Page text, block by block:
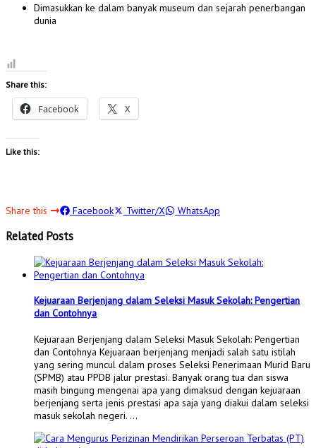
Dimasukkan ke dalam banyak museum dan sejarah penerbangan
dunia
Share this:
Facebook X
Like this:
Share this Facebook Twitter/X WhatsApp
Related Posts
Kejuaraan Berjenjang dalam Seleksi Masuk Sekolah: Pengertian
dan Contohnya
Kejuaraan Berjenjang dalam Seleksi Masuk Sekolah: Pengertian
dan Contohnya Kejuaraan berjenjang menjadi salah satu istilah
yang sering muncul dalam proses Seleksi Penerimaan Murid Baru
(SPMB) atau PPDB jalur prestasi. Banyak orang tua dan siswa
masih bingung mengenai apa yang dimaksud dengan kejuaraan
berjenjang serta jenis prestasi apa saja yang diakui dalam seleksi
masuk sekolah negeri. …